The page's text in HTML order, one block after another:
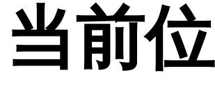
当前位